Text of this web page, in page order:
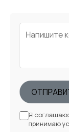
Я
принимаю